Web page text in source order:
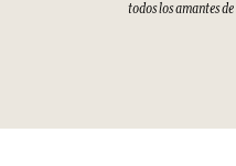
todos los amantes